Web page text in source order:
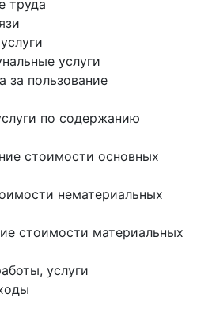
труда
услуги
за пользование
по содержанию
стоимости основных
нематериальных
стоимости материальных
услуги